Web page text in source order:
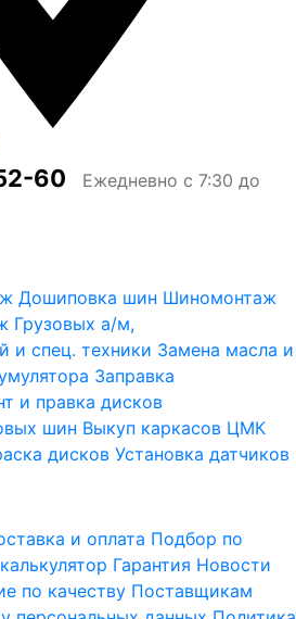
60 Ежедневно с 7:30 до
Дошиповка шин Шиномонтаж
Грузовых а/м,
и спец. техники Замена масла и
Заправка
и правка дисков
шин Выкуп каркасов ЦМК
дисков Установка датчиков
и оплата Подбор по
Гарантия Новости
по качеству Поставщикам